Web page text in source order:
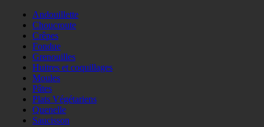
Andouillette
Choucroute
Crêpes
Fondue
Grenouilles
Huitres et coquillages
Moules
Pâtes
Plats Végétariens
Quenelle
Saucisson